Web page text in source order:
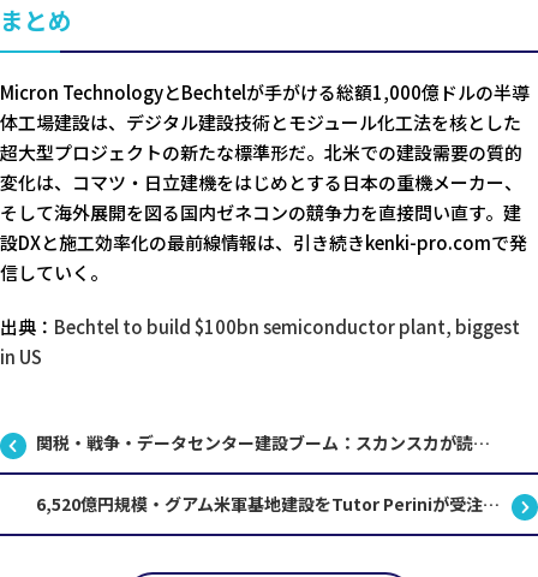
まとめ
Micron TechnologyとBechtelが手がける総額1,000億ドルの半導
体工場建設は、デジタル建設技術とモジュール化工法を核とした
超大型プロジェクトの新たな標準形だ。北米での建設需要の質的
変化は、コマツ・日立建機をはじめとする日本の重機メーカー、
そして海外展開を図る国内ゼネコンの競争力を直接問い直す。建
設DXと施工効率化の最前線情報は、引き続きkenki-pro.comで発
信していく。
出典： Bechtel to build $100bn semiconductor plant, biggest
in US
関税・戦争・データセンター建設ブーム：スカンスカが読む2026年米国建設市場の実態
6,520億円規模・グアム米軍基地建設をTutor Periniが受注——海外軍事インフラ工事の最前線